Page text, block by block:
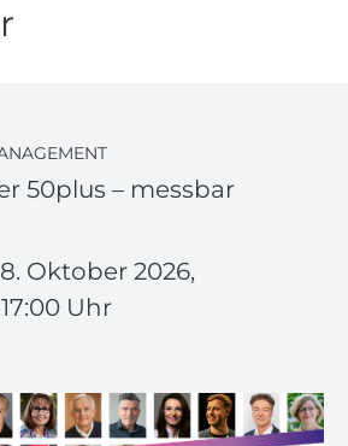
50plus – messbar
Oktober 2026,
Uhr